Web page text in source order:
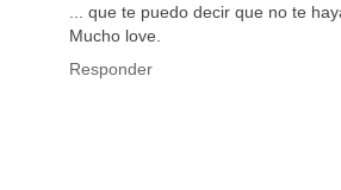
... que te puedo decir que no te
Mucho love.
Responder